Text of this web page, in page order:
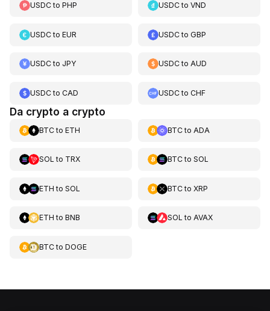
USDCto PHP USDCtoVND
USDCto EUR USDCtoGBP
USDCto JPY USDCtoAUD
USDCto CAD USDCtoCHF
Da crypto a crypto
BTCto ETH BTCto ADA
SOL to TRX BTCto SOL
ETH to SOL BTCto XRP
ETH to BNB SOL to AVAX
BTCto DOGE